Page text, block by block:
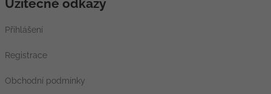
Užitečné odkazy
Přihlášení
Registrace
Obchodní podmínky